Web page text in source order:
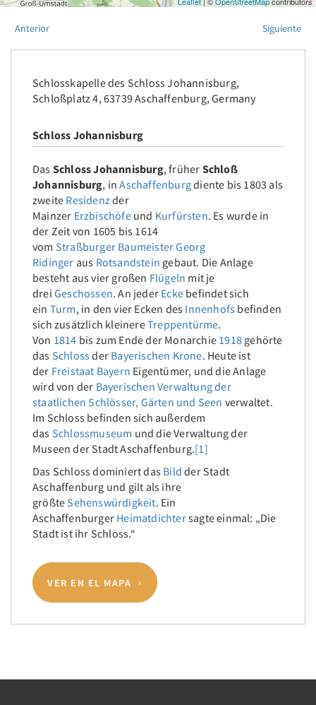
Anterior Siguiente
Schlosskapelle des Schloss Johannisburg,
Schloßplatz 4, 63739 Aschaffenburg, Germany
Schloss Johannisburg
Das Schloss Johannisburg, früher Schloß
Johannisburg, inAschaffenburgdiente bis 1803 als
zweite Residenzder
Mainzer Erzbischöfeund Kurfürsten. Es wurde in
der Zeit von 1605 bis 1614
vom Straßburger BaumeisterGeorg
Ridinger aus Rotsandstein gebaut. Die Anlage
besteht aus vier großen Flügeln mit je
drei Geschossen. An jeder Ecke befindet sich
ein Turm, in den vier Ecken des Innenhofs befinden
sich zusätzlich kleinereTreppentürme.
Von 1814 bis zum Ende der Monarchie 1918 gehörte
das Schloss der Bayerischen Krone. Heute ist
der Freistaat Bayern Eigentümer, und die Anlage
wird von der Bayerischen Verwaltung der
staatlichen Schlösser, Gärten und Seen verwaltet.
Im Schloss befinden sich außerdem
das Schlossmuseum und die Verwaltung der
Museen der Stadt Aschaffenburg.[1]
Das Schloss dominiert das Bild der Stadt
Aschaffenburg und gilt als ihre
größte Sehenswürdigkeit. Ein
Aschaffenburger Heimatdichtersagte einmal: „Die
Stadt ist ihr Schloss.“
VER EN EL MAPA